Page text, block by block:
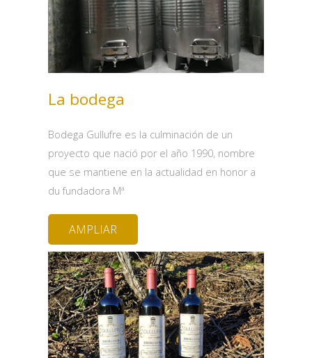
La bodega
Bodega Gullufre es la culminación de un
proyecto que nació por el año 1990, nombre
que se mantiene en la actualidad en honor a
du fundadora Mª
AMPLIAR